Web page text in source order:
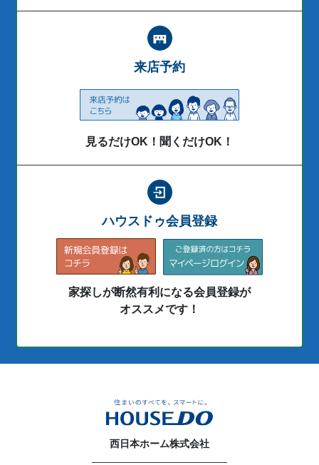
来店予約
見るだけOK！聞くだけOK！
ハウスドゥ会員登録
家探しが断然有利になる会員登録が
オススメです！
西日本ホーム株式会社